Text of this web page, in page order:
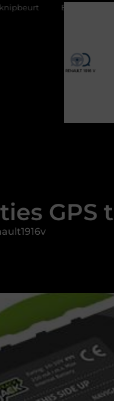
bestellen voor
GPS